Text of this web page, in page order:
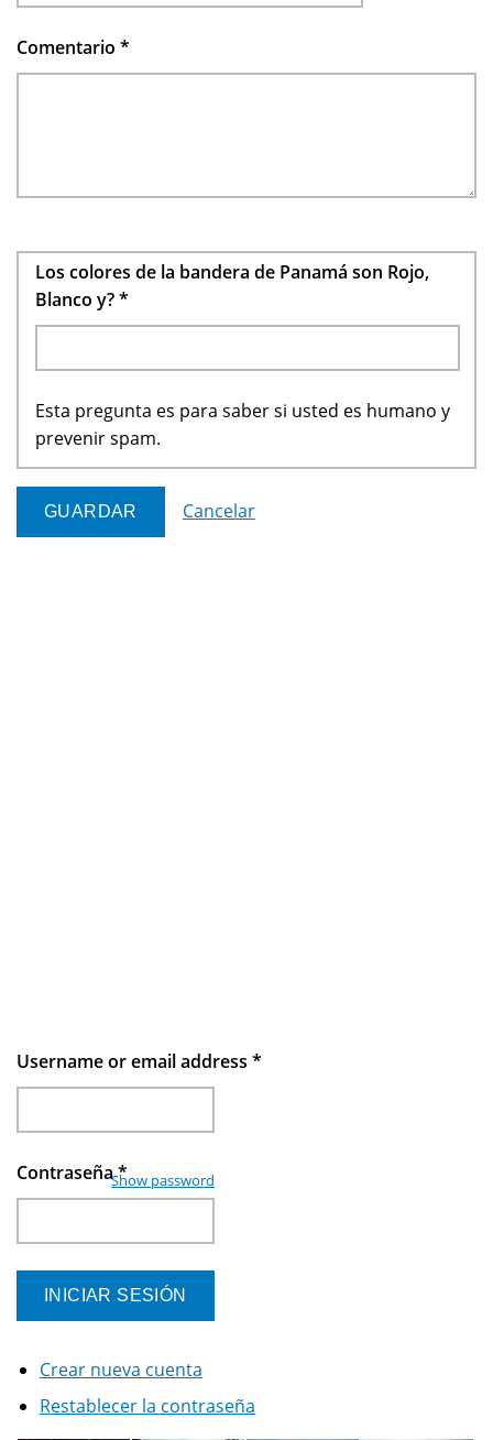
Comentario *
Los colores de la bandera de Panamá son Rojo,
Blanco y?*
Esta pregunta es para saber si usted es humano y
prevenir spam.
Cancelar
Username or email address *
Contraseña*
Show password
Crear nueva cuenta
Restablecer la contraseña